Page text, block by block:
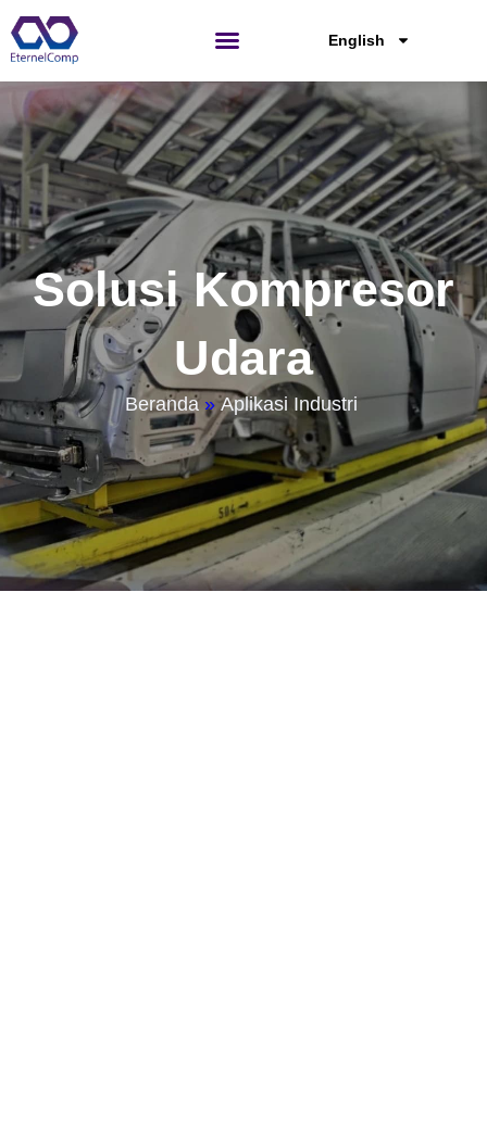
Lewati
ke
konten
English
Solusi Kompresor
Udara
Beranda » Aplikasi Industri